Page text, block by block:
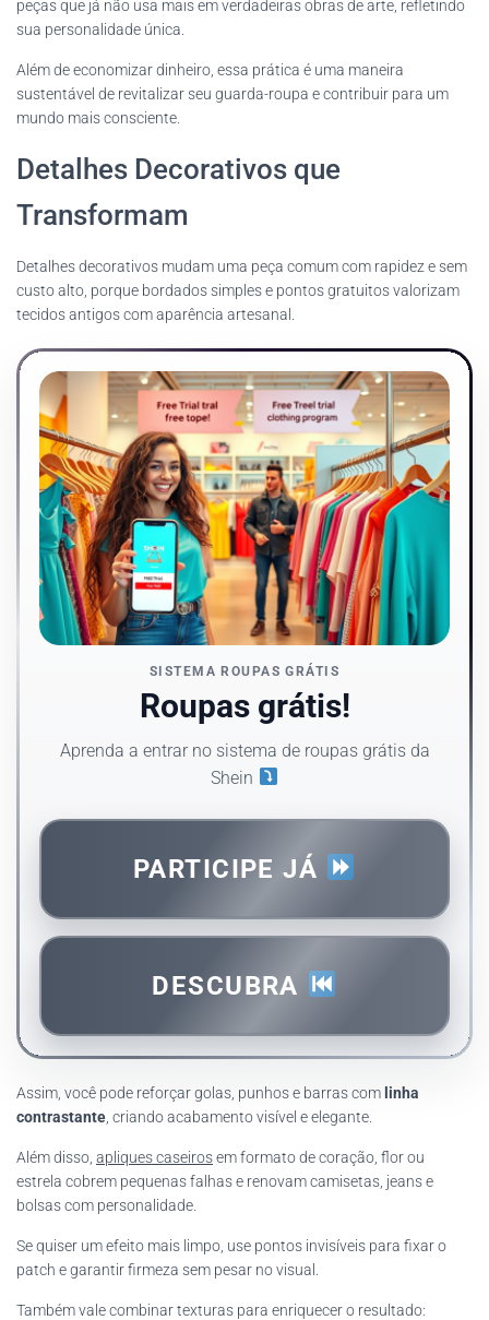
peças que já não usa mais em verdadeiras obras de arte, refletindo
sua personalidade única.
Além de economizar dinheiro, essa prática é uma maneira
sustentável de revitalizar seu guarda-roupa e contribuir para um
mundo mais consciente.
Detalhes Decorativos que
Transformam
Detalhes decorativos mudam uma peça comum com rapidez e sem
custo alto, porque bordados simples e pontos gratuitos valorizam
tecidos antigos com aparência artesanal.
SISTEMA ROUPAS GRÁTIS
Roupas grátis!
Aprenda a entrar no sistema de roupas grátis da
Shein
PARTICIPE JÁ
DESCUBRA
Assim, você pode reforçar golas, punhos e barras comlinha
contrastante , criando acabamento visível e elegante.
Além disso, apliques caseirosem formato de coração, flor ou
estrela cobrem pequenas falhas e renovam camisetas, jeans e
bolsas com personalidade.
Se quiser um efeito mais limpo, use pontos invisíveis para fixar o
patch e garantir firmeza sem pesar no visual.
Também vale combinar texturas para enriquecer o resultado: